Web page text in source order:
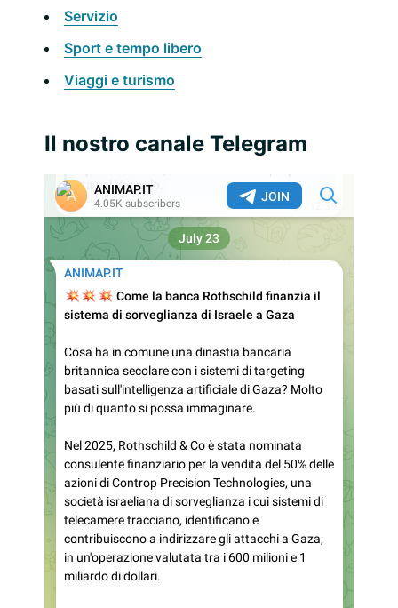
Servizio
Sport e tempo libero
Viaggi e turismo
Il nostro canale Telegram